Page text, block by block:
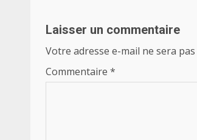
Laisser un commentaire
Votre adresse e-mail ne sera
Commentaire *